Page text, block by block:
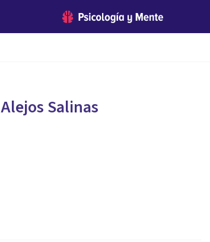
Salinas